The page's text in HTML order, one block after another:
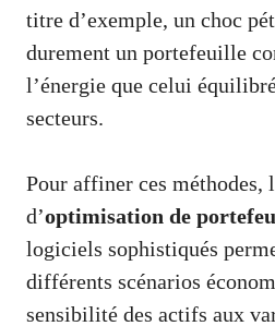
titre d’exemple, un choc
durement un portefeuille
l’énergie que celui
secteurs.
Pour affiner ces méthodes,
d’optimisation de
logiciels sophistiqués
différents scénarios
sensibilité des actifs aux